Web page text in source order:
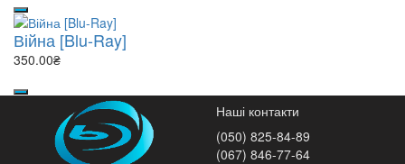
Війна [Blu-Ray]
350.00₴
Наші контакти
(050) 825-84-89
(067) 846-77-64